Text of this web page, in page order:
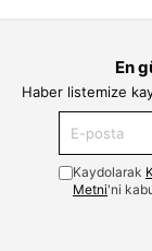
En
Haber listemize
Kaydolarak
Metni'ni